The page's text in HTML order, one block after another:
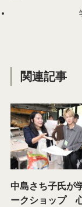
関連記事
中島さち子氏が
ークショップ